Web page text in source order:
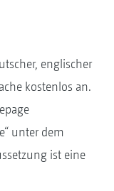
englischer
kostenlos an.
unter dem
ist eine